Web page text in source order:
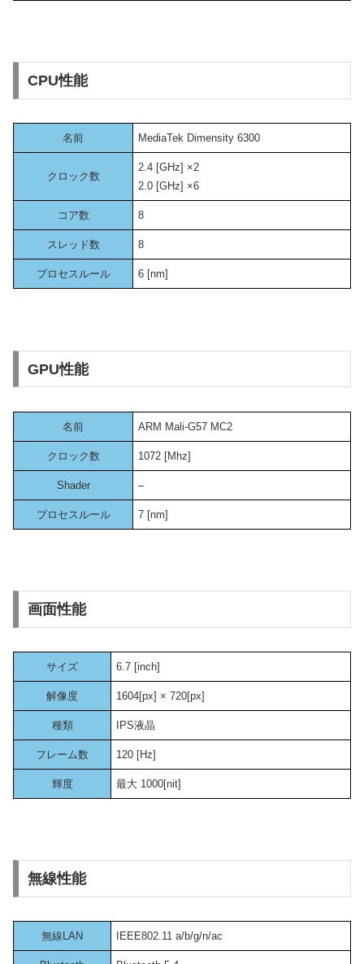
CPU性能
名前 MediaTek Dimensity 6300
クロック数
2.4 [GHz] ×2
2.0 [GHz] ×6
コア数 8
スレッド数 8
プロセスルール 6 [nm]
GPU性能
名前 ARM Mali-G57 MC2
クロック数 1072 [Mhz]
Shader –
プロセスルール 7 [nm]
画面性能
サイズ 6.7 [inch]
解像度 1604[px] × 720[px]
種類 IPS液晶
フレーム数 120 [Hz]
輝度 最大 1000[nit]
無線性能
無線LAN IEEE802.11 a/b/g/n/ac